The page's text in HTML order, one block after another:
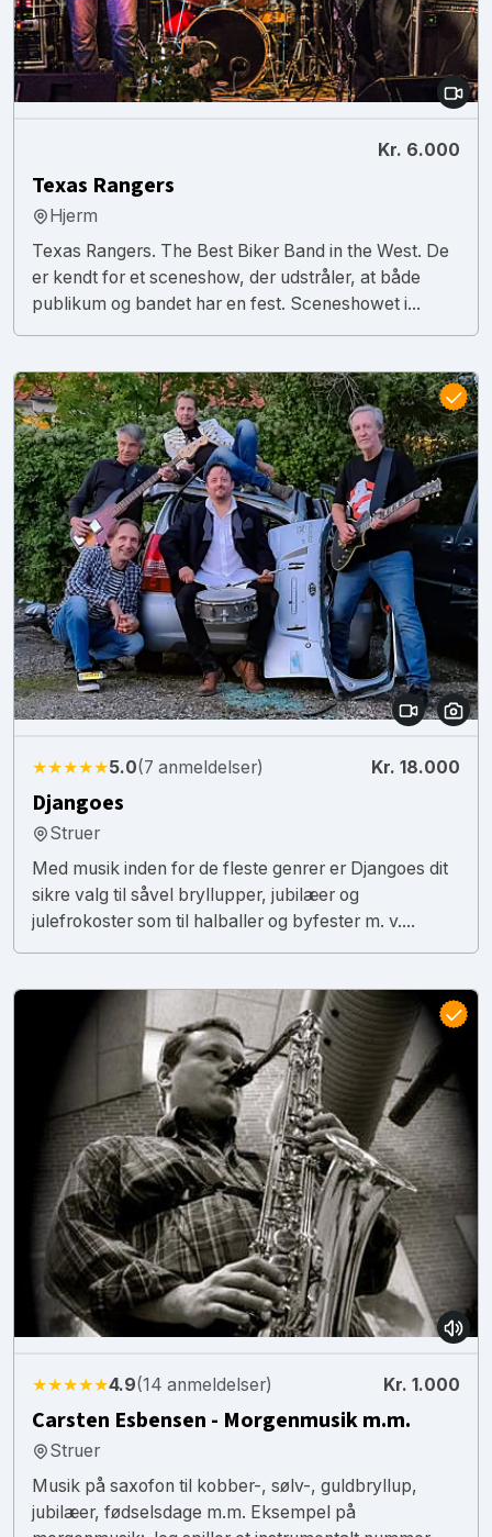
Kr. 6.000
Texas Rangers
Hjerm
Texas Rangers. The Best Biker Band in the West. De
er kendt for et sceneshow, der udstråler, at både
publikum og bandet har en fest. Sceneshowet i...
★★★★★5.0(7 anmeldelser) Kr. 18.000
Djangoes
Struer
Med musik inden for de fleste genrer er Djangoes dit
sikre valg til såvel bryllupper, jubilæer og
julefrokoster som til halballer og byfester m. v....
★★★★★4.9(14 anmeldelser) Kr. 1.000
Carsten Esbensen - Morgenmusik m.m.
Struer
Musik på saxofon til kobber-, sølv-, guldbryllup,
jubilæer, fødselsdage m.m. Eksempel på